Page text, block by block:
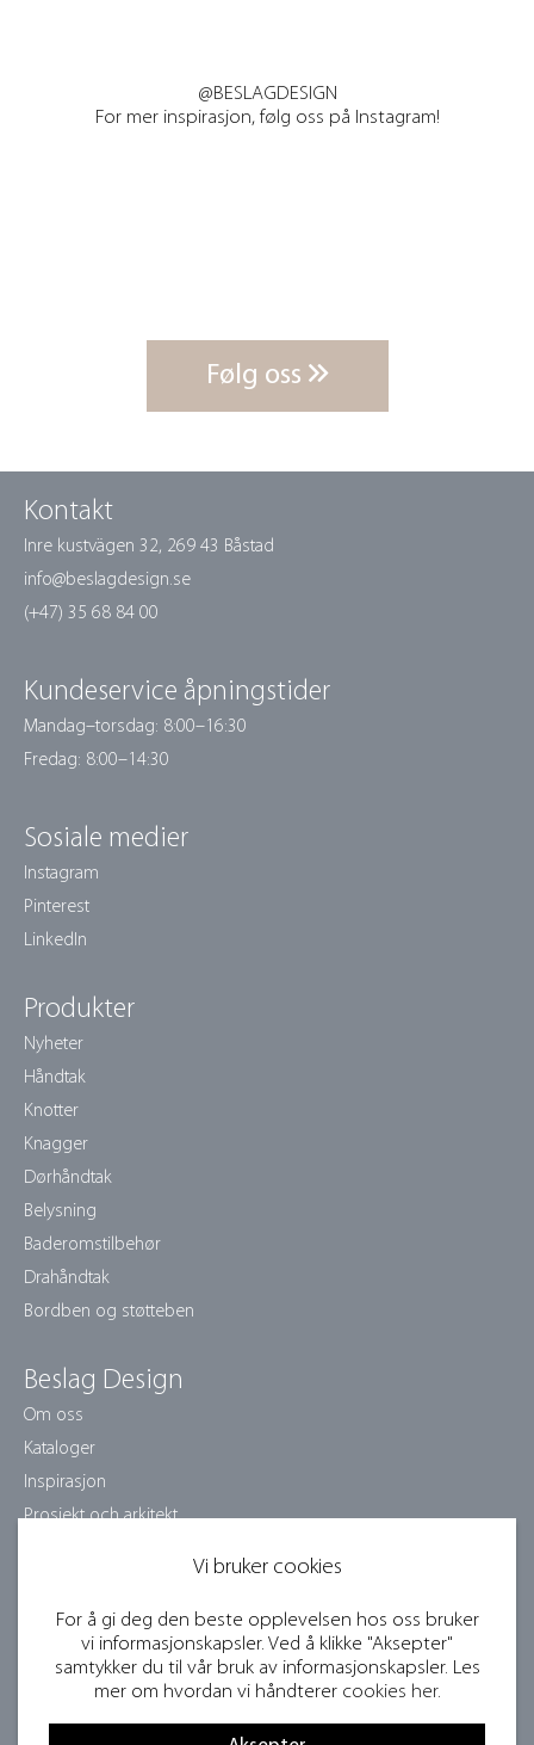
Vi bruker cookies
For å gi deg den beste opplevelsen hos oss bruker
vi informasjonskapsler. Ved å klikke "Aksepter"
samtykker du til vår bruk av informasjonskapsler. Les
mer om hvordan vi håndterer cookies her.
@BESLAGDESIGN
For mer inspirasjon, følg oss på Instagram!
Følg oss
Kontakt
Inre kustvägen 32, 269 43 Båstad
info@beslagdesign.se
(+47) 35 68 84 00
Kundeservice åpningstider
Mandag–torsdag: 8:00–16:30
Fredag: 8:00–14:30
Sosiale medier
Instagram
Pinterest
LinkedIn
Produkter
Nyheter
Håndtak
Knotter
Knagger
Dørhåndtak
Belysning
Baderomstilbehør
Drahåndtak
Bordben og støtteben
Beslag Design
Om oss
Kataloger
Inspirasjon
Prosjekt och arkitekt
Samarbeidspartnere
Bildebank og presse
Bli forhandler